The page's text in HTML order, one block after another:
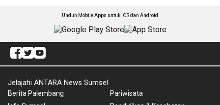
Unduh Mobile Apps untuk iOS dan Android
Jelajahi ANTARA News Sumsel
Berita Palembang
Pariwisata